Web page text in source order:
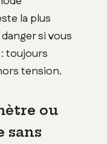
la plus
si vous
toujours
tension.
ou
sans